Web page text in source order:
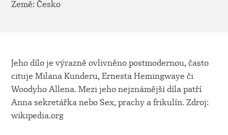
Země: Česko
Jeho dílo je výrazně ovlivněno postmodernou, často
cituje Milana Kunderu, Ernesta Hemingwaye či
Woodyho Allena. Mezi jeho nejznámější díla patří
Anna sekretářka nebo Sex, prachy a frikulín. Zdroj:
wikipedia.org